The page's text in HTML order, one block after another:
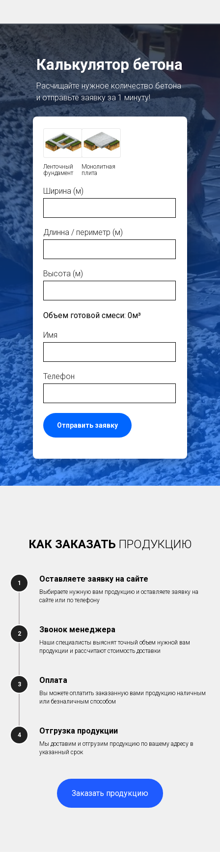
Ленточный
фундамент
Монолитная
плита
Ширина (м)
Длинна / периметр (м)
Высота (м)
Объем готовой смеси: 0м³
Имя
Телефон
Отправить заявку
Расчищайте нужное количество бетона
и отправьте заявку за 1 минуту!
Калькулятор бетона
КАК ЗАКАЗАТЬ ПРОДУКЦИЮ
1 Оставляете заявку на сайте
Выбираете нужную вам продукцию и оставляете заявку на
сайте или по телефону
2 Звонок менеджера
Наши специалисты выяснят точный объем нужной вам
продукции и рассчитают стоимость доставки
3 Оплата
Вы можете оплатить заказанную вами продукцию наличным
или безналичным способом
4 Отгрузка продукции
Мы доставим и отгрузим продукцию по вашему адресу в
указанный срок
Заказать продукцию